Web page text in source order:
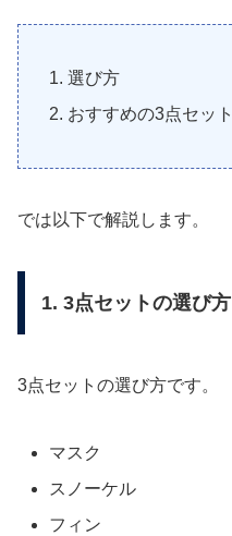
選び方
おすすめの3点セット
では以下で解説します。
1. 3点セットの選び方
3点セットの選び方です。
マスク
スノーケル
フィン